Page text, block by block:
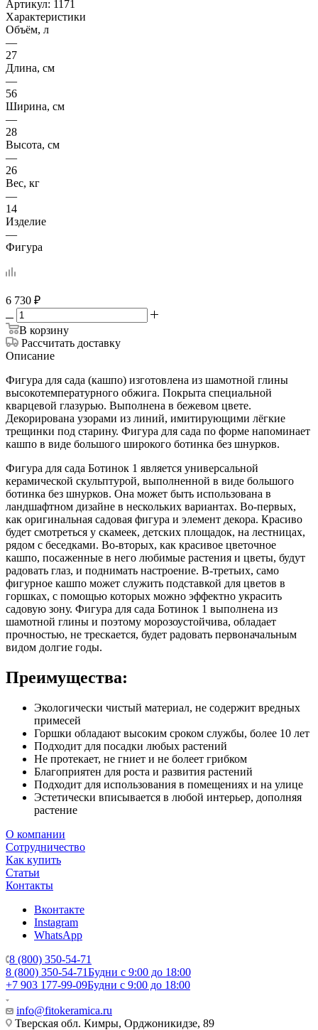
Артикул: 1171
Характеристики
Объём, л
—
27
Длина, см
—
56
Ширина, см
—
28
Высота, см
—
26
Вес, кг
—
14
Изделие
—
Фигура
6 730 ₽
В корзину
Рассчитать доставку
Описание
Фигура для сада (кашпо) изготовлена из шамотной глины
высокотемпературного обжига. Покрыта специальной
кварцевой глазурью. Выполнена в бежевом цвете.
Декорирована узорами из линий, имитирующими лёгкие
трещинки под старину. Фигура для сада по форме напоминает
кашпо в виде большого широкого ботинка без шнурков.
Фигура для сада Ботинок 1 является универсальной
керамической скульптурой, выполненной в виде большого
ботинка без шнурков. Она может быть использована в
ландшафтном дизайне в нескольких вариантах. Во-первых,
как оригинальная садовая фигура и элемент декора. Красиво
будет смотреться у скамеек, детских площадок, на лестницах,
рядом с беседками. Во-вторых, как красивое цветочное
кашпо, посаженные в него любимые растения и цветы, будут
радовать глаз, и поднимать настроение. В-третьих, само
фигурное кашпо может служить подставкой для цветов в
горшках, с помощью которых можно эффектно украсить
садовую зону. Фигура для сада Ботинок 1 выполнена из
шамотной глины и поэтому морозоустойчива, обладает
прочностью, не трескается, будет радовать первоначальным
видом долгие годы.
Преимущества:
Экологически чистый материал, не содержит вредных
примесей
Горшки обладают высоким сроком службы, более 10 лет
Подходит для посадки любых растений
Не протекает, не гниет и не болеет грибком
Благоприятен для роста и развития растений
Подходит для использования в помещениях и на улице
Эстетически вписывается в любой интерьер, дополняя
растение
О компании
Сотрудничество
Как купить
Статьи
Контакты
Вконтакте
Instagram
WhatsApp
8 (800) 350-54-71
8 (800) 350-54-71Будни с 9:00 до 18:00
+7 903 177-99-09Будни с 9:00 до 18:00
info@fitokeramica.ru
Тверская обл. Кимры, Орджоникидзе, 89